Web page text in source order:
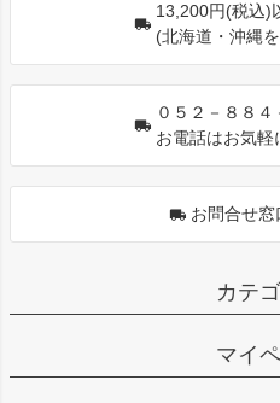
13,200円(税込)
(北海道・沖縄
０５２－８８４
お電話はお気
お問合せ
カテ
マイ